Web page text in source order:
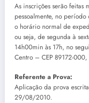
As inscrições serão feitas
pessoalmente, no
o horário normal de
ou seja, de segunda à
14h00min às 17h, no
Centro – CEP 89172-
Referente a Prova:
Aplicação da prova
29/08/2010.